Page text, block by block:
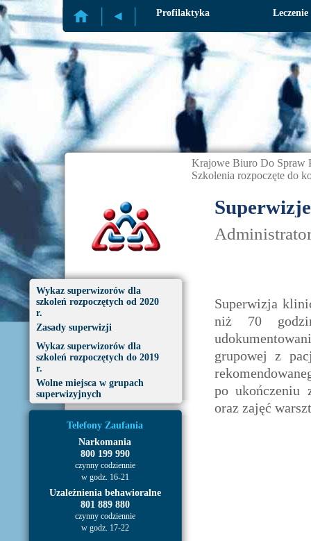
Profilaktyka Leczenie
Wykaz superwizorów dla
szkoleń rozpoczętych od 2020
r.
Zasady superwizji
Wykaz superwizorów dla
szkoleń rozpoczętych do 2019
r.
Wolne miejsca w grupach
superwizyjnych
Telefony Zaufania
Narkomania
800 199 990
czynny codziennie
w godz. 16-21
Uzależnienia behawioralne
801 889 880
czynny codziennie
w godz. 17-22
Krajowe Biuro Do Spraw
Szkolenia rozpoczęte do
Superwizja
niż 70
grupowej z
po ukończeniu
oraz zajęć